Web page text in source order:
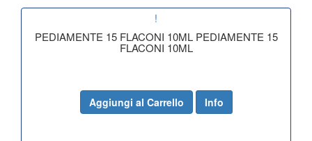
!
PEDIAMENTE 15 FLACONI 10ML PEDIAMENTE 15
FLACONI 10ML
Aggiungi al Carrello Info